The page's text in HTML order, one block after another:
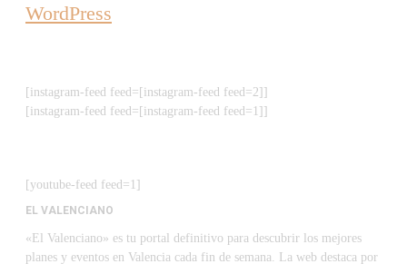
WordPress
[instagram-feed feed=[instagram-feed feed=2]]
[instagram-feed feed=[instagram-feed feed=1]]
[youtube-feed feed=1]
EL VALENCIANO
«El Valenciano» es tu portal definitivo para descubrir los mejores
planes y eventos en Valencia cada fin de semana. La web destaca por